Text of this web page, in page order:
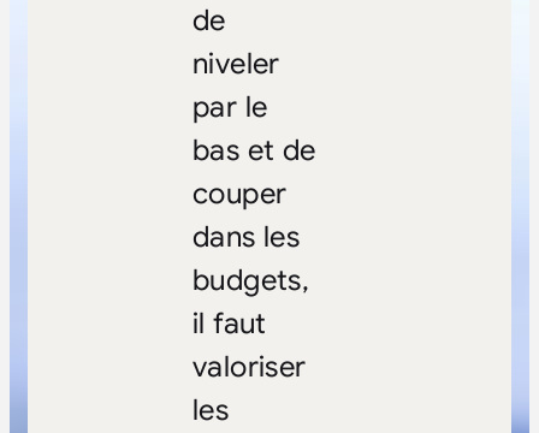
de
niveler
par le
bas et de
couper
dans les
budgets,
il faut
valoriser
les